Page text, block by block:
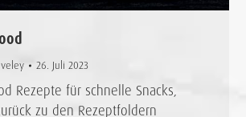
26. Juli 2023
Rezepte für schnelle Snacks,
zu den Rezeptfoldern